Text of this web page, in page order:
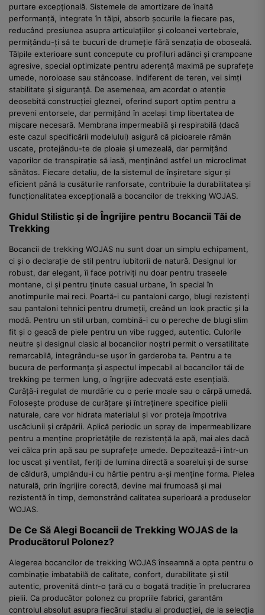
purtare excepțională. Sistemele de amortizare de înaltă
performanță, integrate în tălpi, absorb șocurile la fiecare pas,
reducând presiunea asupra articulațiilor și coloanei vertebrale,
permițându-ți să te bucuri de drumeție fără senzația de oboseală.
Tălpile exterioare sunt concepute cu profiluri adânci și crampoane
agresive, special optimizate pentru aderență maximă pe suprafețe
umede, noroioase sau stâncoase. Indiferent de teren, vei simți
stabilitate și siguranță. De asemenea, am acordat o atenție
deosebită construcției gleznei, oferind suport optim pentru a
preveni entorsele, dar permițând în același timp libertatea de
mișcare necesară. Membrana impermeabilă și respirabilă (dacă
este cazul specificării modelului) asigură că picioarele rămân
uscate, protejându-te de ploaie și umezeală, dar permițând
vaporilor de transpirație să iasă, menținând astfel un microclimat
sănătos. Fiecare detaliu, de la sistemul de înșiretare sigur și
eficient până la cusăturile ranforsate, contribuie la durabilitatea și
funcționalitatea excepțională a bocancilor de trekking WOJAS.
Ghidul Stilistic și de Îngrijire pentru Bocancii Tăi de
Trekking
Bocancii de trekking WOJAS nu sunt doar un simplu echipament,
ci și o declarație de stil pentru iubitorii de natură. Designul lor
robust, dar elegant, îi face potriviți nu doar pentru traseele
montane, ci și pentru ținute casual urbane, în special în
anotimpurile mai reci. Poartă-i cu pantaloni cargo, blugi rezistenți
sau pantaloni tehnici pentru drumeții, creând un look practic și la
modă. Pentru un stil urban, combină-i cu o pereche de blugi slim
fit și o geacă de piele pentru un vibe rugged, autentic. Culorile
neutre și designul clasic al bocancilor noștri permit o versatilitate
remarcabilă, integrându-se ușor în garderoba ta. Pentru a te
bucura de performanța și aspectul impecabil al bocancilor tăi de
trekking pe termen lung, o îngrijire adecvată este esențială.
Curăță-i regulat de murdărie cu o perie moale sau o cârpă umedă.
Folosește produse de curățare și întreținere specifice pielii
naturale, care vor hidrata materialul și vor proteja împotriva
uscăciunii și crăpării. Aplică periodic un spray de impermeabilizare
pentru a menține proprietățile de rezistență la apă, mai ales dacă
vei călca prin apă sau pe suprafețe umede. Depozitează-i într-un
loc uscat și ventilat, feriți de lumina directă a soarelui și de surse
de căldură, umplându-i cu hârtie pentru a-și menține forma. Pielea
naturală, prin îngrijire corectă, devine mai frumoasă și mai
rezistentă în timp, demonstrând calitatea superioară a produselor
WOJAS.
De Ce Să Alegi Bocancii de Trekking WOJAS de la
Producătorul Polonez?
Alegerea bocancilor de trekking WOJAS înseamnă a opta pentru o
combinație imbatabilă de calitate, confort, durabilitate și stil
autentic, provenită dintr-o țară cu o bogată tradiție în prelucrarea
pielii. Ca producător polonez cu propriile fabrici, garantăm
controlul absolut asupra fiecărui stadiu al producției, de la selecția